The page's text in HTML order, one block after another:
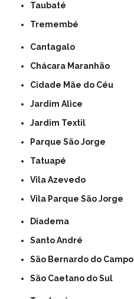
Taubaté
Tremembé
Cantagalo
Chácara Maranhão
Cidade Mãe do Céu
Jardim Alice
Jardim Textil
Parque São Jorge
Tatuapé
Vila Azevedo
Vila Parque São Jorge
Diadema
Santo André
São Bernardo do Campo
São Caetano do Sul